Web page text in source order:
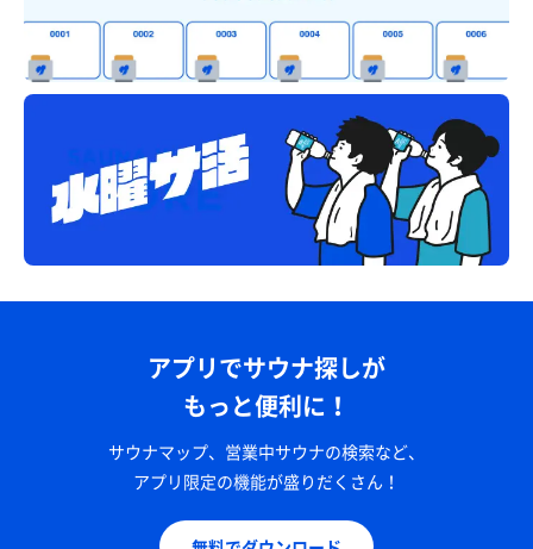
アプリでサウナ探しが
もっと便利に！
サウナマップ、営業中サウナの検索など、
アプリ限定の機能が盛りだくさん！